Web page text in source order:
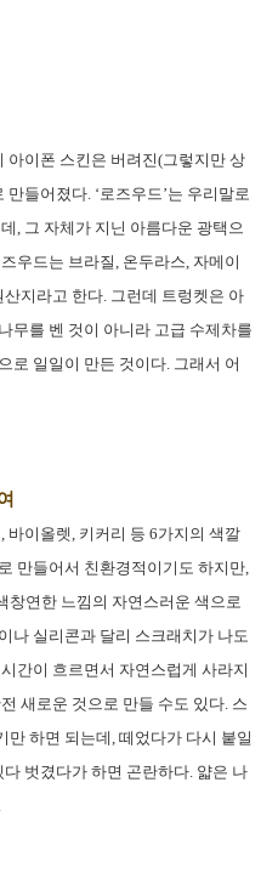
아이폰 스킨은 버려진(그렇지만 상
만들어졌다. ‘로즈우드’는 우리말로
데, 그 자체가 지닌 아름다운 광택으
우드는 브라질, 온두라스, 자메이
지라고 한다. 그런데 트렁켓은 아
무를 벤 것이 아니라 고급 수제차를
로 일일이 만든 것이다. 그래서 어
바이올렛, 키커리 등 6가지의 색깔
만들어서 친환경적이기도 하지만,
창연한 느낌의 자연스러운 색으로
나 실리콘과 달리 스크래치가 나도
간이 흐르면서 자연스럽게 사라지
새로운 것으로 만들 수도 있다. 스
하면 되는데, 떼었다가 다시 붙일
벗겼다가 하면 곤란하다. 얇은 나